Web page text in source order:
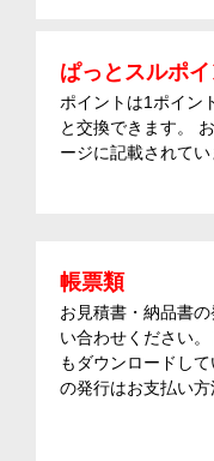
ぱっとスルポイ
ポイントは1ポイン
と交換できます。
ージに記載されてい
帳票類
お見積書・納品書
い合わせください
もダウンロードし
の発行はお支払い方